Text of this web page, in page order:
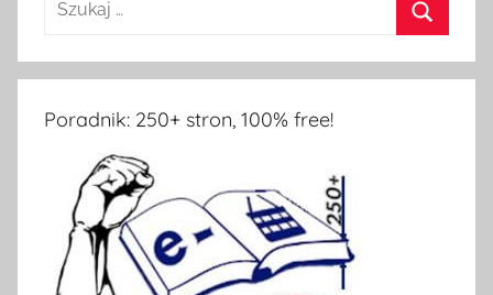
Poradnik: 250+ stron, 100% free!